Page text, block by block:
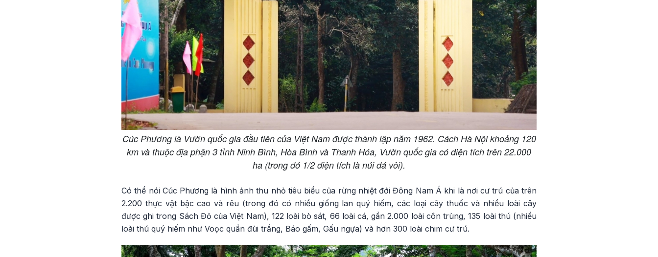
Cúc Phương là Vườn quốc gia đầu tiên của Việt Nam được thành lập năm 1962. Cách Hà Nội khoảng 120
km và thuộc địa phận 3 tỉnh Ninh Bình, Hòa Bình và Thanh Hóa, Vườn quốc gia có diện tích trên 22.000
ha (trong đó 1/2 diện tích là núi đá vôi).
Có thể nói Cúc Phương là hình ảnh thu nhỏ tiêu biểu của rừng nhiệt đới Đông Nam Á khi là nơi cư trú của trên
2.200 thực vật bậc cao và rêu (trong đó có nhiều giống lan quý hiếm, các loại cây thuốc và nhiều loài cây
được ghi trong Sách Đỏ của Việt Nam), 122 loài bò sát, 66 loài cá, gần 2.000 loài côn trùng, 135 loài thú (nhiều
loài thú quý hiếm như Voọc quần đùi trắng, Báo gấm, Gấu ngựa) và hơn 300 loài chim cư trú.